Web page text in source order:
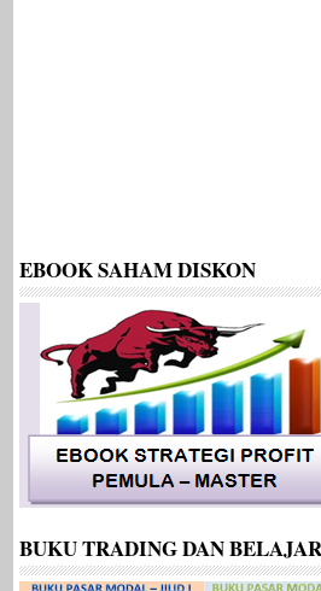
EBOOK SAHAM DISKON
BUKU TRADING DAN